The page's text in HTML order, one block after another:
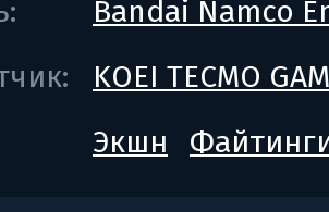
Bandai Namco
KOEI TECMO
Экшн